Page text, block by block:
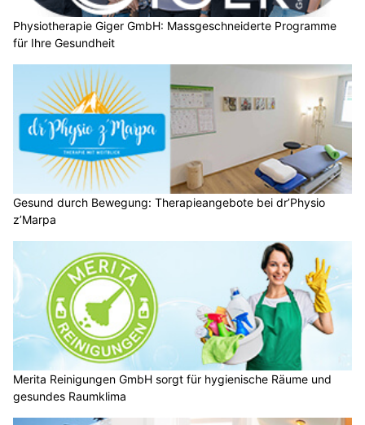
Physiotherapie Giger GmbH: Massgeschneiderte Programme
für Ihre Gesundheit
Gesund durch Bewegung: Therapieangebote bei dr’Physio
z’Marpa
Merita Reinigungen GmbH sorgt für hygienische Räume und
gesundes Raumklima